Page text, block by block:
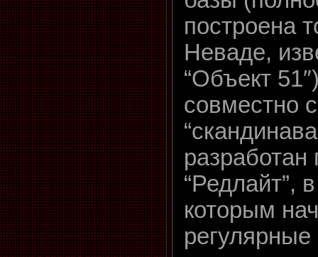
построена
Неваде,
“Объект
совместно
разработан
“Редлайт”,
которым